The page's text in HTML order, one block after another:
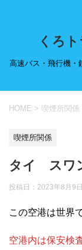
くろ
高速バス・飛行機・
HOME > 喫煙所関係
喫煙所関係
タイ スワ
投稿日： 2023年8月9日
この空港は世界
空港内は保安検